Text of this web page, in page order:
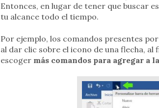
Entonces, en lugar de tener que buscar
tu alcance todo el tiempo.
Por ejemplo, los comandos presentes
al dar clic sobre el icono de una flecha, al
escoger más comandos para agregar a